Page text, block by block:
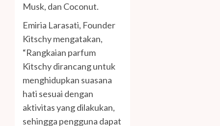
Musk, dan Coconut.
Emiria Larasati, Founder
Kitschy mengatakan,
“Rangkaian parfum
Kitschy dirancang untuk
menghidupkan suasana
hati sesuai dengan
aktivitas yang dilakukan,
sehingga pengguna dapat